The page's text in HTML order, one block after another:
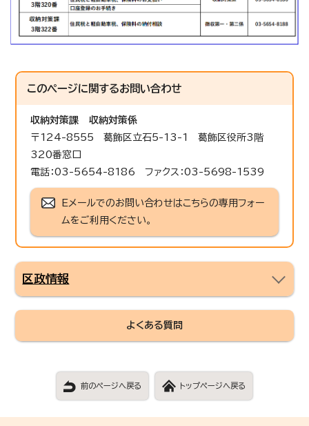
このページに関するお問い合わせ
収納対策課
収納対策係
〒124-8555 葛飾区立石5-13-1 葛飾区役所3階
320番窓口
電話：03-5654-8186 ファクス：03-5698-1539
Eメールでのお問い合わせはこちらの専用フォー
ムをご利用ください。
区政情報
よくある質問
前のページへ戻る トップページへ戻る